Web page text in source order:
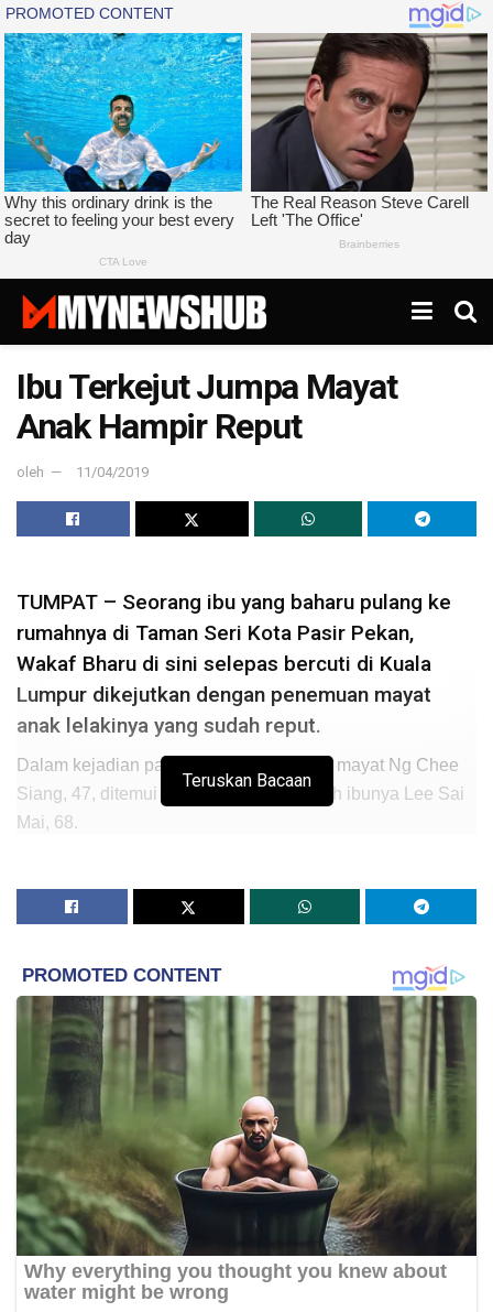
Ibu Terkejut Jumpa Mayat
Anak Hampir Reput
oleh 11/04/2019
TUMPAT – Seorang ibu yang baharu pulang ke
rumahnya di Taman Seri Kota Pasir Pekan,
Wakaf Bharu di sini selepas bercuti di Kuala
Lumpur dikejutkan dengan penemuan mayat
anak lelakinya yang sudah reput.
Dalam kejadian pada pukul 3.30 petang, mayat Ng Chee
Siang, 47, ditemui di dalam bilik tidur oleh ibunya Lee Sai
Mai, 68.
Mat Daud berkata, kali terakhir ibunya berbual dengan
mangsa ialah pada Jumaat lalu melalui panggilan telefon.
“Sehari kemudian ibunya sekali lagi menelefon
anaknya tetapi tidak berjawab.
“Terdahulu, sebelum kejadian Sai Mai bercuti selama
seminggu di Kuala Lumpur dan pulang ke rumah
semalam,”
katanya ketika dihubungi di sini, hari ini.
Katanya, kematian mangsa diklasifikasikan mati mengejut
dan tiada kaitan dengan unsur jenayah.
“Hasil pemeriksaan juga tiada sebarang kesan
kecederaan kepada mangsa,”ujarnya.
Mayat mangsa dibawa ke Hospital Tumpat untuk dibedah
Teruskan Bacaan